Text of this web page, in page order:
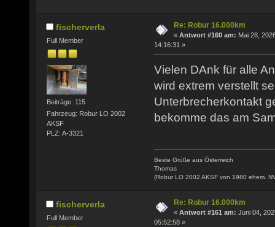
fischerverla
Full Member
Beiträge: 115
Fahrzeug: Robur LO 2002
AKSF
PLZ: A-3321
Re: Robur 16.000km
« Antwort #160 am: Mai 28,
14:16:31 »
Vielen DAnk für alle
wird extrem verstellt
Unterbrecherkontakt
bekomme das am
Beste Grüße aus Österreich
Thomas
(Robur LO 2002 AKSF von 1980 ehem.
fischerverla
Full Member
Re: Robur 16.000km
« Antwort #161 am: Juni 04,
05:52:58 »